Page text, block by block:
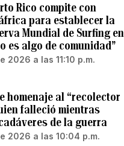
Rico compite con
para establecer la
Mundial de Surfing en
es algo de comunidad”
2026 a las 11:10 p.m.
homenaje al “recolector
falleció mientras
de la guerra
2026 a las 10:04 p.m.